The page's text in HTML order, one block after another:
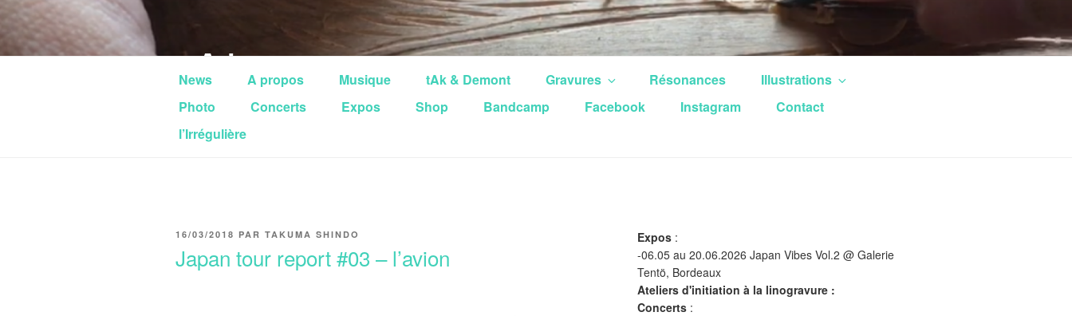
Aller
au
contenu
tAk
Takuma Shindo
News A propos Musique tAk & Demont Gravures Résonances
Illustrations
Photo
Concerts Expos Shop Bandcamp Facebook Instagram
Contact
l’Irrégulière
PUBLIÉ
16/03/2018 PAR TAKUMA SHINDO
Japan tour report #03 – l’avion
Expos :
-06.05 au 20.06.2026 Japan Vibes Vol.2 @ Galerie
Tentö, Bordeaux
Ateliers d'initiation à la linogravure :
Concerts: